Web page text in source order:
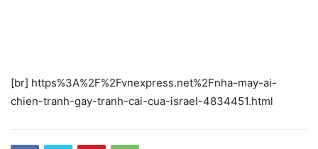
[br] https%3A%2F%2Fvnexpress.net%2Fnha-may-ai-
chien-tranh-gay-tranh-cai-cua-israel-4834451.html